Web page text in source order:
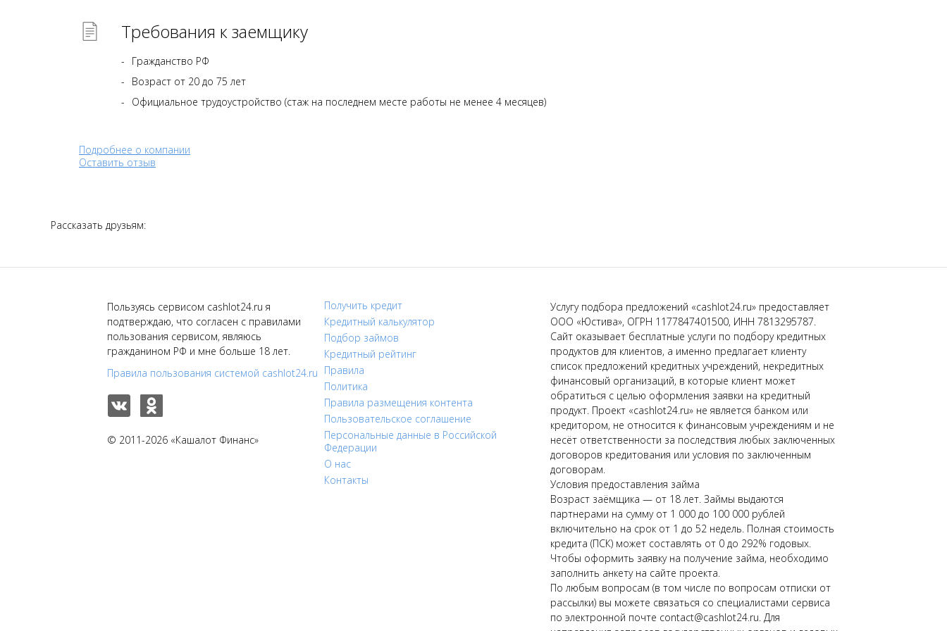
Требования к заемщику
Гражданство РФ
Возраст от 20 до 75 лет
Официальное трудоустройство (стаж на последнем месте работы не менее 4 месяцев)
Подробнее о компании
Оставить отзыв
Рассказать друзьям:
Пользуясь сервисом cashlot24.ru я
подтверждаю, что согласен с правилами
пользования сервисом, являюсь
гражданином РФ и мне больше 18 лет.
Правила пользования системой cashlot24.ru
© 2011-2026 «Кашалот Финанс»
Получить кредит
Кредитный калькулятор
Подбор займов
Кредитный рейтинг
Правила
Политика
Правила размещения контента
Пользовательское соглашение
Персональные данные в Российской
Федерации
О нас
Контакты
Услугу подбора предложений «cashlot24.ru» предоставляет
ООО «Юстива», ОГРН 1177847401500, ИНН 7813295787.
Сайт оказывает бесплатные услуги по подбору кредитных
продуктов для клиентов, а именно предлагает клиенту
список предложений кредитных учреждений, некредитных
финансовый организаций, в которые клиент может
обратиться с целью оформления заявки на кредитный
продукт. Проект «cashlot24.ru» не является банком или
кредитором, не относится к финансовым учреждениям и не
несёт ответственности за последствия любых заключенных
договоров кредитования или условия по заключенным
договорам.
Условия предоставления займа
Возраст заёмщика — от 18 лет. Займы выдаются
партнерами на сумму от 1 000 до 100 000 рублей
включительно на срок от 1 до 52 недель. Полная стоимость
кредита (ПСК) может составлять от 0 до 292% годовых.
Чтобы оформить заявку на получение займа, необходимо
заполнить анкету на сайте проекта.
По любым вопросам (в том числе по вопросам отписки от
рассылки) вы можете связаться со специалистами сервиса
по электронной почте contact@cashlot24.ru. Для